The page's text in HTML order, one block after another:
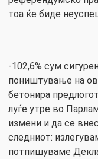
тоа ќе биде
-102,6% сум
поништување на
бетонира
луѓе утре во
измени и да се
следниот:
потпишуваме